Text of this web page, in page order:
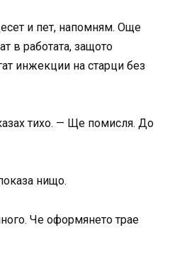
и пет, напомням. Още
в работата, защото
инжекции на старци без
тихо. — Ще помисля. До
нищо.
Че оформянето трае